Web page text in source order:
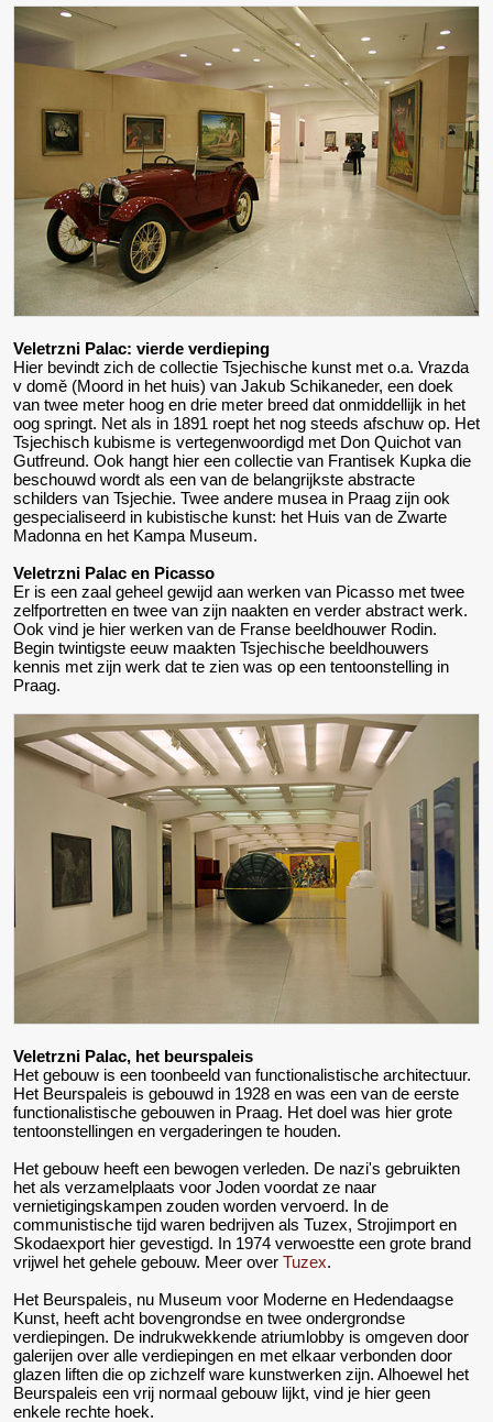
Veletrzni Palac: vierde verdieping
Hier bevindt zich de collectie Tsjechische kunst met o.a. Vrazda
v domě (Moord in het huis) van Jakub Schikaneder, een doek
van twee meter hoog en drie meter breed dat onmiddellijk in het
oog springt. Net als in 1891 roept het nog steeds afschuw op. Het
Tsjechisch kubisme is vertegenwoordigd met Don Quichot van
Gutfreund. Ook hangt hier een collectie van Frantisek Kupka die
beschouwd wordt als een van de belangrijkste abstracte
schilders van Tsjechie. Twee andere musea in Praag zijn ook
gespecialiseerd in kubistische kunst: het Huis van de Zwarte
Madonna en het Kampa Museum.
Veletrzni Palac en Picasso
Er is een zaal geheel gewijd aan werken van Picasso met twee
zelfportretten en twee van zijn naakten en verder abstract werk.
Ook vind je hier werken van de Franse beeldhouwer Rodin.
Begin twintigste eeuw maakten Tsjechische beeldhouwers
kennis met zijn werk dat te zien was op een tentoonstelling in
Praag.
Veletrzni Palac, het beurspaleis
Het gebouw is een toonbeeld van functionalistische architectuur.
Het Beurspaleis is gebouwd in 1928 en was een van de eerste
functionalistische gebouwen in Praag. Het doel was hier grote
tentoonstellingen en vergaderingen te houden.
Het gebouw heeft een bewogen verleden. De nazi's gebruikten
het als verzamelplaats voor Joden voordat ze naar
vernietigingskampen zouden worden vervoerd. In de
communistische tijd waren bedrijven als Tuzex, Strojimport en
Skodaexport hier gevestigd. In 1974 verwoestte een grote brand
vrijwel het gehele gebouw. Meer over Tuzex.
Het Beurspaleis, nu Museum voor Moderne en Hedendaagse
Kunst, heeft acht bovengrondse en twee ondergrondse
verdiepingen. De indrukwekkende atriumlobby is omgeven door
galerijen over alle verdiepingen en met elkaar verbonden door
glazen liften die op zichzelf ware kunstwerken zijn. Alhoewel het
Beurspaleis een vrij normaal gebouw lijkt, vind je hier geen
enkele rechte hoek.